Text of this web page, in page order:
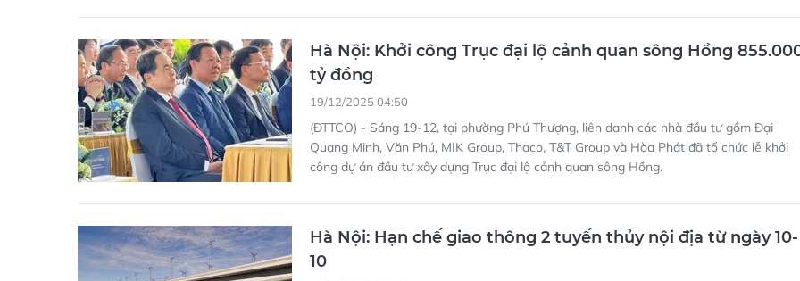
19/12/2025 04:50
(ĐTTCO) - Sáng 19-12, tại phường Phú Thượng, liên danh các nhà đầu tư gồm Đại
Quang Minh, Văn Phú, MIK Group, Thaco, T&T Group và Hòa Phát đã tổ chức lễ khởi
công dự án đầu tư xây dựng Trục đại lộ cảnh quan sông Hồng.
Hà Nội: Hạn chế giao thông 2 tuyến thủy nội địa từ ngày 10-
10/10/2025 02:50
(ĐTTCO) - Chi cục Hàng hải và Đường thủy phía Bắc (Bộ Xây dựng) vừa thông báo
chế giao thông trên hai tuyến đường thủy nội địa phục vụ thi công các công trình cầu